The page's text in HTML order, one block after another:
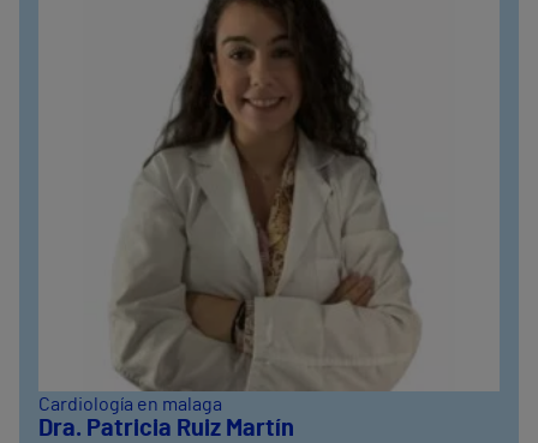
Cardiología en malaga
Dra. Patricia Ruiz Martín